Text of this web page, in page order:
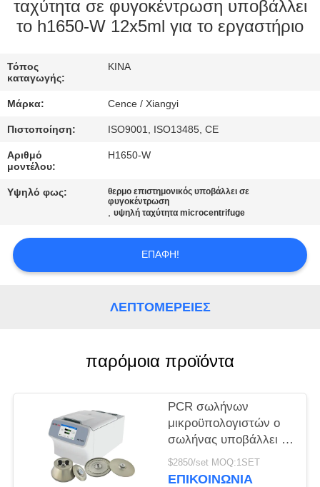
ΈΛΕΓΧΟΣ
ΠΟΙΌΤΗΤΑΣ
ΕΠΙΚΟΙΝΩΝΉΣΤΕ
ΜΑΖΊ
ΜΑΣ
ΕΙΔΉΣΕΙΣ
ΥΠΟΘΈΣΕΙΣ
VR
ταχύτητα σε φυγοκέντρωση υποβάλλει
το h1650-W 12x5ml για το εργαστήριο
Τόπος
καταγωγής:
ΚΙΝΑ
Μάρκα: Cence / Xiangyi
Πιστοποίηση: ISO9001, ISO13485, CE
Αριθμό
μοντέλου:
H1650-W
Υψηλό φως:
θερμο επιστημονικός υποβάλλει σε
φυγοκέντρωση
,υψηλή ταχύτητα microcentrifuge
ΕΠΑΦΉ!
ΛΕΠΤΟΜΈΡΕΙΕΣ
παρόμοια προϊόντα
PCR σωλήνων
μικροϋπολογιστών ο
σωλήνας υποβάλλει το
καθολικό υψηλής
ταχύτητας σε
$2850/set MOQ:1SET
ΕΠΙΚΟΙΝΩΝΊΑ